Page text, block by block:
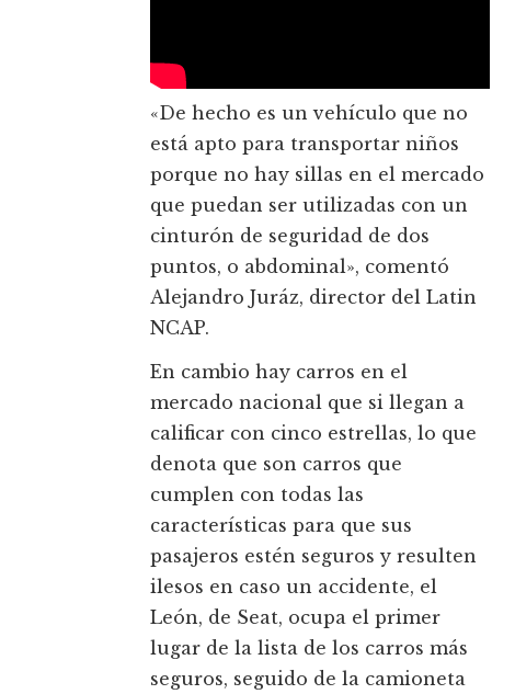
«De hecho es un vehículo que no
está apto para transportar niños
porque no hay sillas en el mercado
que puedan ser utilizadas con un
cinturón de seguridad de dos
puntos, o abdominal», comentó
Alejandro Juráz, director del Latin
NCAP.
En cambio hay carros en el
mercado nacional que si llegan a
calificar con cinco estrellas, lo que
denota que son carros que
cumplen con todas las
características para que sus
pasajeros estén seguros y resulten
ilesos en caso un accidente, el
León, de Seat, ocupa el primer
lugar de la lista de los carros más
seguros, seguido de la camioneta